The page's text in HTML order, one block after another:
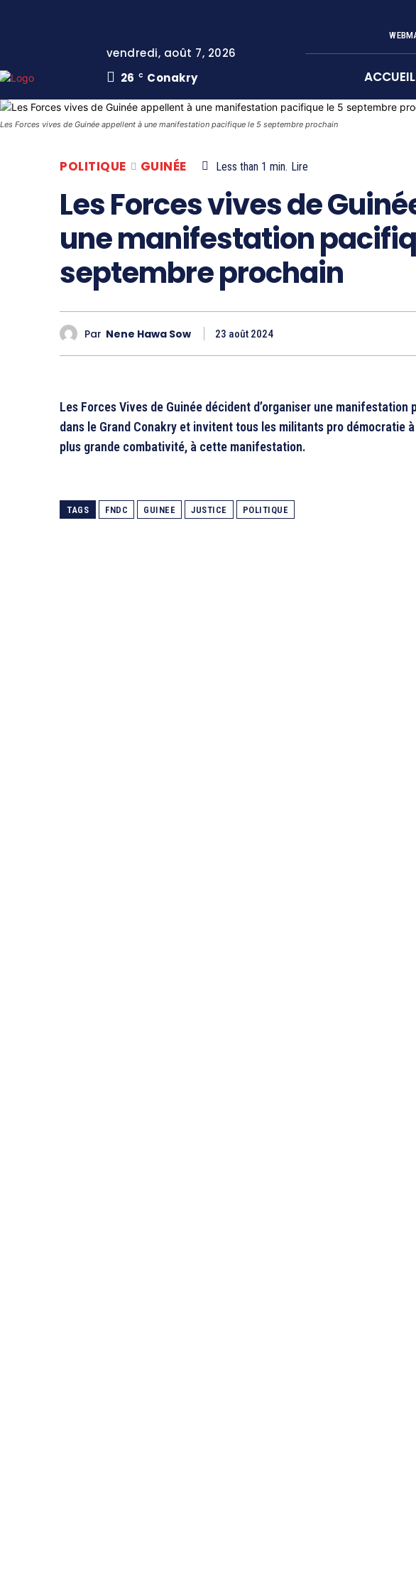
vendredi, août 7, 2026
26
C Conakry ACCUEIL
Les Forces vives de Guinée appellent à une manifestation pacifique le 5 septembre prochain
POLITIQUE GUINÉE Less than 1 min. Lire
Les Forces vives de
une manifestation
septembre prochain
Par Nene Hawa Sow 23 août 2024
Les Forces Vives de Guinée décident d’organiser une
dans le Grand Conakry et invitent tous les militants pro démocratie
plus grande combativité, à cette manifestation.
TAGS FNDC GUINEE JUSTICE POLITIQUE